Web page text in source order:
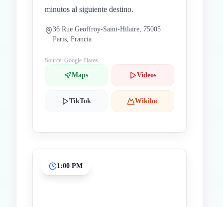
minutos al siguiente destino.
36 Rue Geoffroy-Saint-Hilaire, 75005
Paris, Francia
Source: Google Places
Maps Videos
TikTok Wikiloc
1:00 PM